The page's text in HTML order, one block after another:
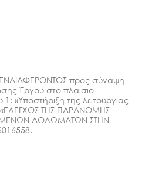
προς σύναψη
Έργου στο πλαίσιο
«Υποστήριξη της λειτουργίας
ΤΗΣ ΠΑΡΑΝΟΜΗΣ
ΔΟΛΩΜΑΤΩΝ ΣΤΗΝ